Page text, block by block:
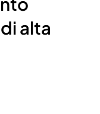
alta